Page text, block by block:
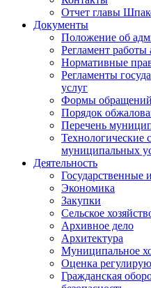
Отчет главы
Документы
Положение об
Регламент
Нормативные
Регламенты
услуг
Формы обращений
Порядок
Перечень
Технологические
муниципальных
Деятельность
Государственные
Экономика
Закупки
Сельское
Архивное дело
Архитектура
Муниципальное
Оценка
Гражданская